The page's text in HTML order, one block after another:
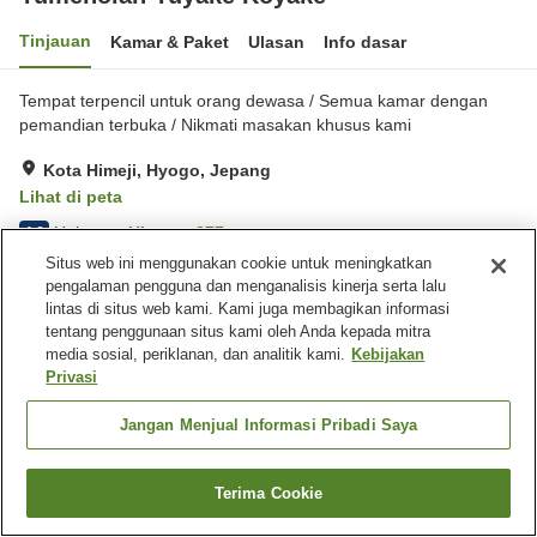
Tinjauan Kamar & Paket Ulasan Info dasar
Tempat terpencil untuk orang dewasa / Semua kamar dengan
pemandian terbuka / Nikmati masakan khusus kami
Kota Himeji, Hyogo, Jepang
Lihat di peta
4.6 Hebat Ulasan:377
Fasilitas properti
Antar jemput
Pantangan makan (alergi)
Pemandian udara terbuka
(air panas)
Restoran Jepang
Beranda Jepang Hyogo
Kota Himeji
Yumenoian Yuyake Koyake
Cari kamar
Situs web ini menggunakan cookie untuk meningkatkan
pengalaman pengguna dan menganalisis kinerja serta lalu
lintas di situs web kami. Kami juga membagikan informasi
tentang penggunaan situs kami oleh Anda kepada mitra
media sosial, periklanan, dan analitik kami. Kebijakan
Privasi
Jangan Menjual Informasi Pribadi Saya
Terima Cookie